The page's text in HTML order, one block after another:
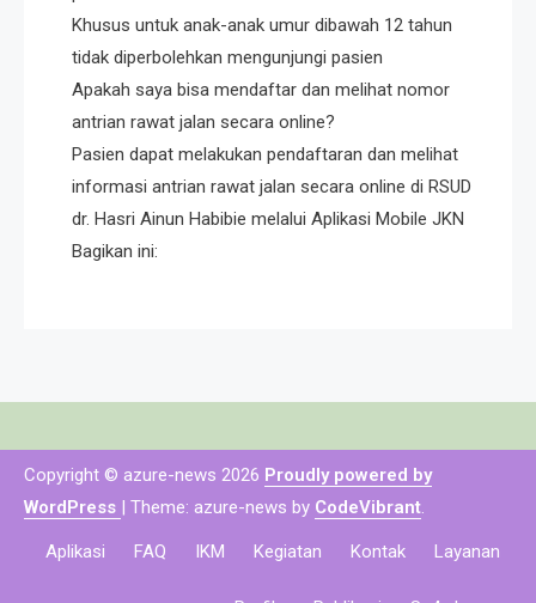
Khusus untuk anak-anak umur dibawah 12 tahun
tidak diperbolehkan mengunjungi pasien
Apakah saya bisa mendaftar dan melihat nomor
antrian rawat jalan secara online?
Pasien dapat melakukan pendaftaran dan melihat
informasi antrian rawat jalan secara online di RSUD
dr. Hasri Ainun Habibie melalui Aplikasi Mobile JKN
Bagikan ini:
Copyright © azure-news 2026 Proudly powered by
WordPress | Theme: azure-news by CodeVibrant.
Aplikasi FAQ IKM Kegiatan Kontak Layanan